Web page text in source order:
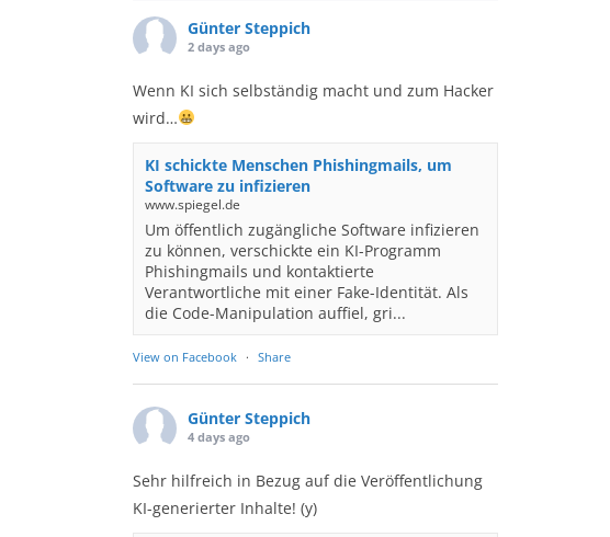
Günter Steppich
2 days ago
Wenn KI sich selbständig macht und zum Hacker
wird…
KI schickte Menschen Phishingmails, um
Software zu infizieren
www.spiegel.de
Um öffentlich zugängliche Software infizieren
zu können, verschickte ein KI-Programm
Phishingmails und kontaktierte
Verantwortliche mit einer Fake-Identität. Als
die Code-Manipulation auffiel, gri...
View on Facebook · Share
Günter Steppich
4 days ago
Sehr hilfreich in Bezug auf die Veröffentlichung
KI-generierter Inhalte! (y)